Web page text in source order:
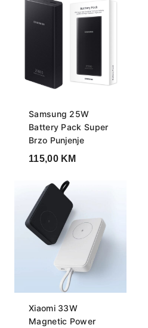
Samsung 25W
Battery Pack Super
Brzo Punjenje
115,00 KM
Xiaomi 33W
Magnetic Power